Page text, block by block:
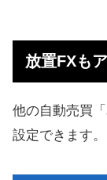
放置FXも
他の自動売買
設定できます。